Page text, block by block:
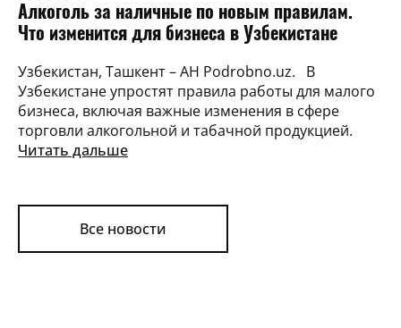
Алкоголь за наличные по новым правилам.
Что изменится для бизнеса в Узбекистане
Узбекистан, Ташкент – АН Podrobno.uz. В
Узбекистане упростят правила работы для малого
бизнеса, включая важные изменения в сфере
торговли алкогольной и табачной продукцией.
Читать дальше
Все новости